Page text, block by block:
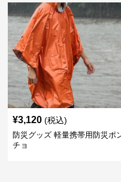
¥3,120 (税込)
防災グッズ 軽量携帯用防災ポ
チョ